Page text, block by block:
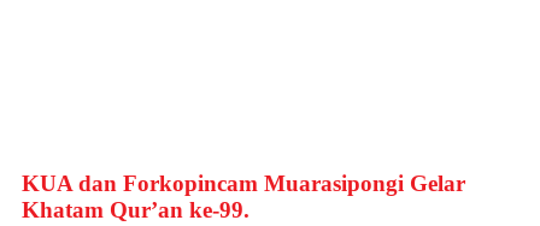
KUA dan Forkopincam Muarasipongi Gelar
Khatam Qur’an ke-99.